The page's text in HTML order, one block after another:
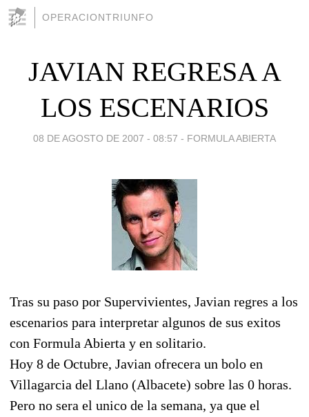
OPERACIONTRIUNFO
JAVIAN REGRESA A
LOS ESCENARIOS
08 DE AGOSTO DE 2007 - 08:57 - FORMULA ABIERTA
Tras su paso por Supervivientes, Javian regres a los
escenarios para interpretar algunos de sus exitos
con Formula Abierta y en solitario.
Hoy 8 de Octubre, Javian ofrecera un bolo en
Villagarcia del Llano (Albacete) sobre las 0 horas.
Pero no sera el unico de la semana, ya que el